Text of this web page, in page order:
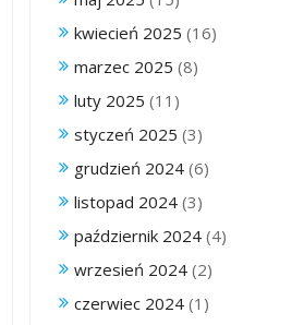
kwiecień 2025 (16)
marzec 2025 (8)
luty 2025 (11)
styczeń 2025 (3)
grudzień 2024 (6)
listopad 2024 (3)
październik 2024 (4)
wrzesień 2024 (2)
czerwiec 2024 (1)